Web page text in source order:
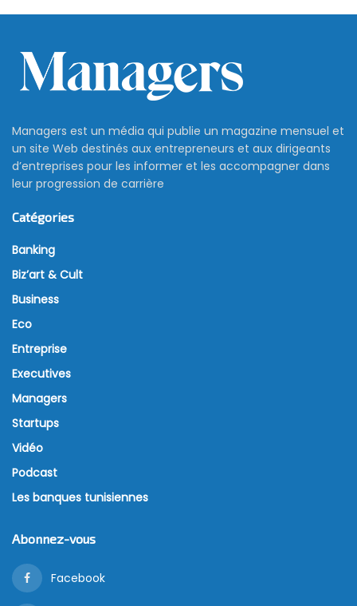
Managers est un média qui publie un magazine mensuel et
un site Web destinés aux entrepreneurs et aux dirigeants
d’entreprises pour les informer et les accompagner dans
leur progression de carrière
Catégories
Banking
Biz’art & Cult
Business
Eco
Entreprise
Executives
Managers
Startups
Vidéo
Podcast
Les banques tunisiennes
Abonnez-vous
Facebook